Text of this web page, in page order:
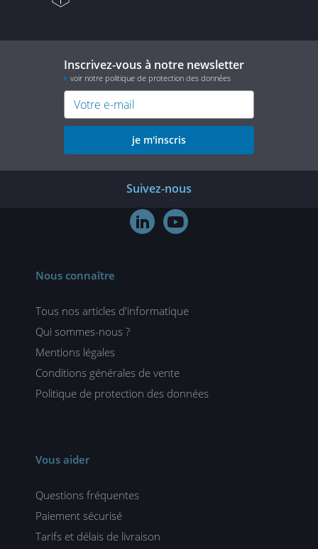
Inscrivez-vous à notre newsletter
voir notre politique de protection des données
je m'inscris
Suivez-nous
 
Nous connaître
Tous nos articles d'informatique
Qui sommes-nous ?
Mentions légales
Conditions générales de vente
Politique de protection des données
Vous aider
Questions fréquentes
Paiement sécurisé
Tarifs et délais de livraison